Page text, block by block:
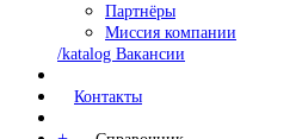
Партнёры
Миссия компании
/katalog Вакансии
Контакты